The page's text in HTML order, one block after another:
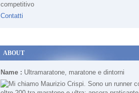
competitivo
Contatti
ABOUT
Name : Ultramaratone, maratone e dintorni